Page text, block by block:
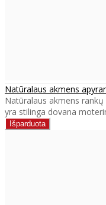
Natūralaus akmens
Natūralaus akmens
yra stilinga dovana